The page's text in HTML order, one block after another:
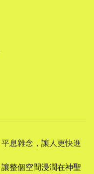
息雜念，讓人更快進
讓整個空間浸潤在神聖